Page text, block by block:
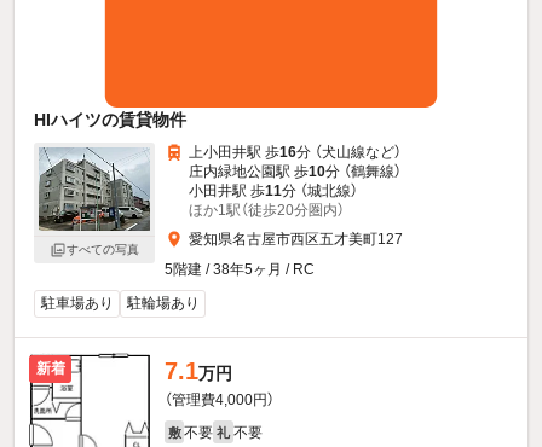
HIハイツの賃貸物件
すべての写真
上小田井駅 歩16分 （犬山線など）
庄内緑地公園駅 歩10分 （鶴舞線）
小田井駅 歩11分 （城北線）
ほか1駅（徒歩20分圏内）
愛知県名古屋市西区五才美町127
5階建 / 38年5ヶ月 / RC
駐車場あり
駐輪場あり
新着 7.1万円
（管理費4,000円）
敷 不要 礼 不要